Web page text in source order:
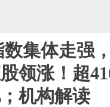
集体走强
领涨！超
机构解读